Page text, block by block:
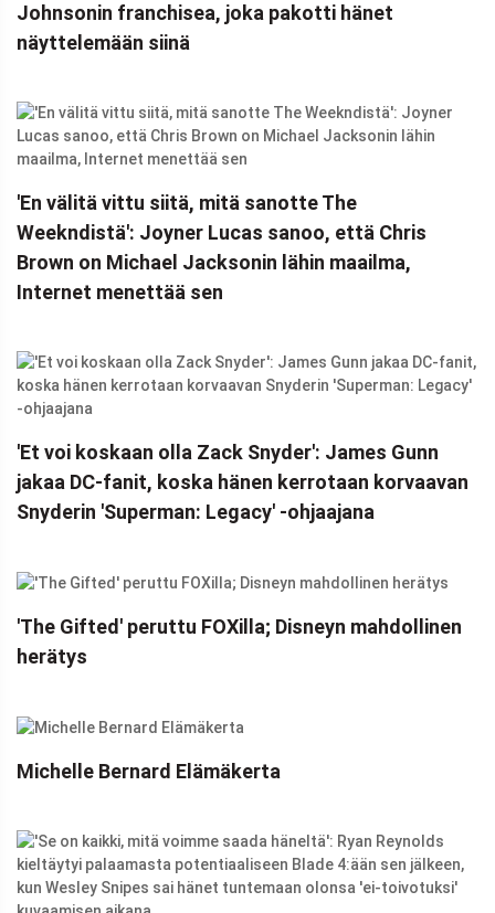
Johnsonin franchisea, joka pakotti hänet
näyttelemään siinä
'En välitä vittu siitä, mitä sanotte The
Weekndistä': Joyner Lucas sanoo, että Chris
Brown on Michael Jacksonin lähin maailma,
Internet menettää sen
'Et voi koskaan olla Zack Snyder': James Gunn
jakaa DC-fanit, koska hänen kerrotaan korvaavan
Snyderin 'Superman: Legacy' -ohjaajana
'The Gifted' peruttu FOXilla; Disneyn mahdollinen
herätys
Michelle Bernard Elämäkerta